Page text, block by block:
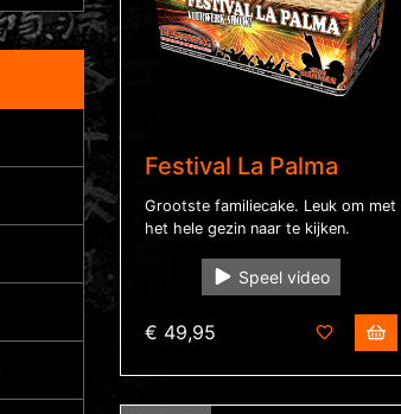
Festival La Palma
Grootste familiecake. Leuk om met
het hele gezin naar te kijken.
Speel video
€ 49,95